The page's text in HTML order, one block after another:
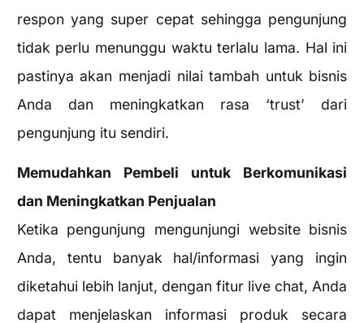
respon yang super cepat sehingga pengunjung
tidak perlu menunggu waktu terlalu lama. Hal ini
pastinya akan menjadi nilai tambah untuk bisnis
Anda dan meningkatkan rasa ‘trust’ dari
pengunjung itu sendiri.
Memudahkan Pembeli untuk Berkomunikasi
dan Meningkatkan Penjualan
Ketika pengunjung mengunjungi website bisnis
Anda, tentu banyak hal/informasi yang ingin
diketahui lebih lanjut, dengan fitur live chat, Anda
dapat menjelaskan informasi produk secara